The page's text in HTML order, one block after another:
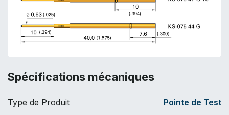
Spécifications mécaniques
Type de Produit Pointe de Test